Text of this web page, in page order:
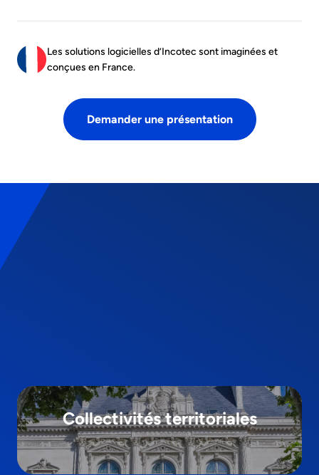
Les solutions logicielles d’Incotec sont imaginées et
conçues en France.
Demander une présentation
Collectivités territoriales